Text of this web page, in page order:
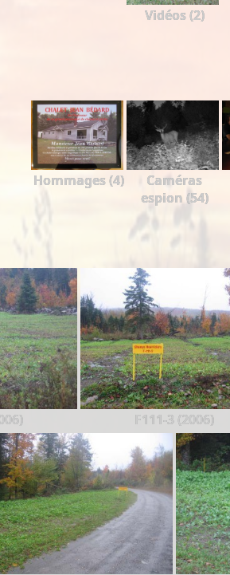
Vidéos (2)
Hommages (4)
Caméras
espion (54)
F111-3 (2006)